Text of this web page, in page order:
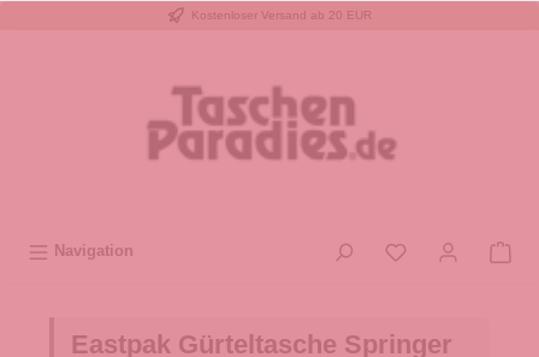
Kostenloser Versand ab 20 EUR
Navigation
Eastpak Gürteltasche Springer